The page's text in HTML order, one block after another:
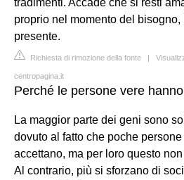
proprio nel momento del
presente.
Richiesta di rimozione della fonte |
centropagina.it
Perché le persone vere
La maggior parte dei geni sono
dovuto al fatto che poche
accettano, ma per loro questo
Al contrario, più si sforzano di